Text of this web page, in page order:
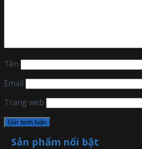
Tên
Email
Trang web
Sản phẩm nổi bật